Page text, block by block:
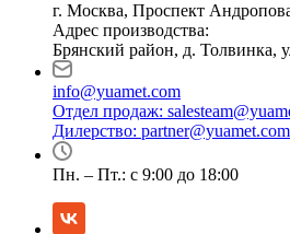
г. Москва, Проспект
Адрес производства:
Брянский район, д. Толвинка,
info@yuamet.com
Отдел продаж:
Дилерство: partner@yuamet.com
Пн. – Пт.: с 9:00 до 18:00